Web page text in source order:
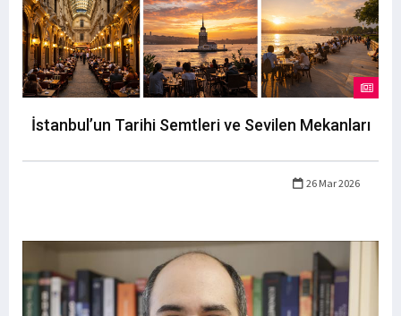
İstanbul’un Tarihi Semtleri ve Sevilen Mekanları
26 Mar 2026